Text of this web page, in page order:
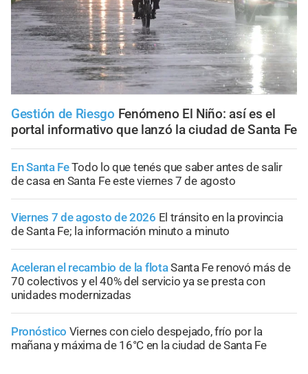
Gestión de Riesgo Fenómeno El Niño: así es el
portal informativo que lanzó la ciudad de Santa Fe
En Santa FeTodo lo que tenés que saber antes de salir
de casa en Santa Fe este viernes 7 de agosto
Viernes 7 de agosto de 2026 El tránsito en la provincia
de Santa Fe; la información minuto a minuto
Aceleran el recambio de la flotaSanta Fe renovó más de
70 colectivos y el 40% del servicio ya se presta con
unidades modernizadas
Pronóstico Viernes con cielo despejado, frío por la
mañana y máxima de 16°C en la ciudad de Santa Fe